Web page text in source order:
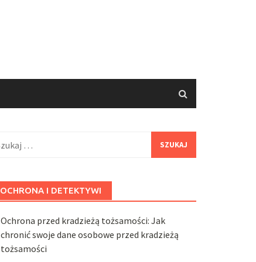
OCHRONA I DETEKTYWI
Ochrona przed kradzieżą tożsamości: Jak
chronić swoje dane osobowe przed kradzieżą
tożsamości